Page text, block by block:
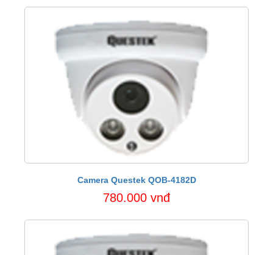
Camera Questek QOB-4182D
780.000 vnđ